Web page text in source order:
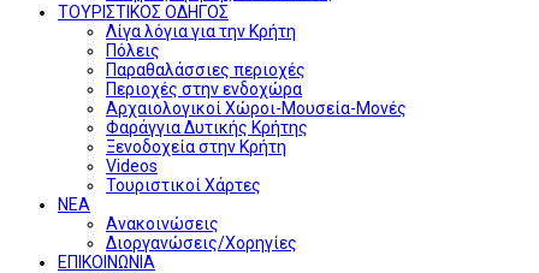
ΤΟΥΡΙΣΤΙΚΟΣ ΟΔΗΓΟΣ
Λίγα λόγια για την Κρήτη
Πόλεις
Παραθαλάσσιες περιοχές
Περιοχές στην ενδοχώρα
Αρχαιολογικοί Χώροι-Μουσεία-Μονές
Φαράγγια Δυτικής Κρήτης
Ξενοδοχεία στην Κρήτη
Videos
Τουριστικοί Χάρτες
ΝΕΑ
Ανακοινώσεις
Διοργανώσεις/Χορηγίες
ΕΠΙΚΟΙΝΩΝΙΑ